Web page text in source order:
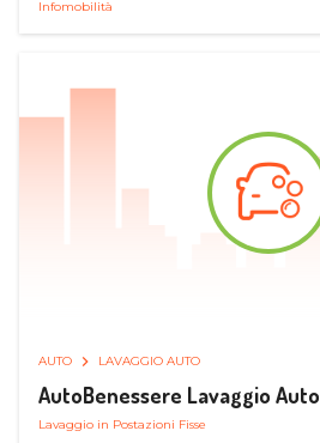
Infomobilità
AUTO LAVAGGIO AUTO
AutoBenessere Lavaggio Auto
Lavaggio in Postazioni Fisse